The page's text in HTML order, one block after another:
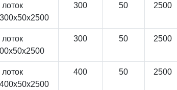
300 50 2500
300 50 2500
400 50 2500